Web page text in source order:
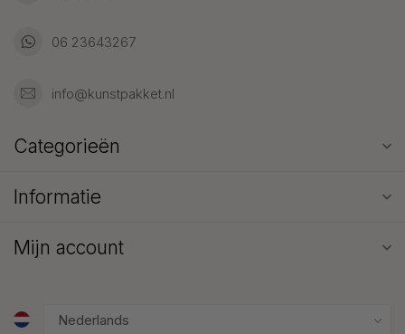
06 23643267
info@kunstpakket.nl
Categorieën
Informatie
Mijn account